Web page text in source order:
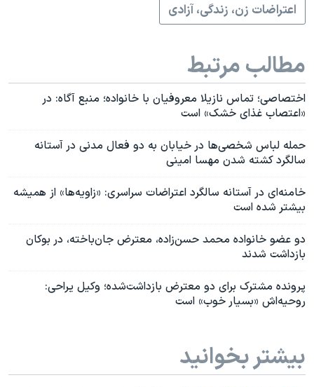
اعتراضات زن، زندگی، آزادی
مطالب مرتبط
اختصاصی؛ تماس نازیلا معروفیان با خانواده؛ منبع آگاه: در
«اعتصاب غذای خشک» است
حمله لباس شخصی‌ها در خیابان به دو فعال مدنی در آستانه
سالگرد کشته شدن مهسا امینی
خامنه‌ای در آستانه سالگرد اعتراضات سراسری: «زاویه‌ها» از همیشه
بیشتر شده است
دو عضو خانواده محمد حسن‌زاده، معترض جان‌باخته، در بوکان
بازداشت شدند
پرونده مشترک برای دو معترض بازداشت‌شده؛ وکیل یراحی:
روحیه‌اش «بسیار خوب» است
بیشتر بخوانید